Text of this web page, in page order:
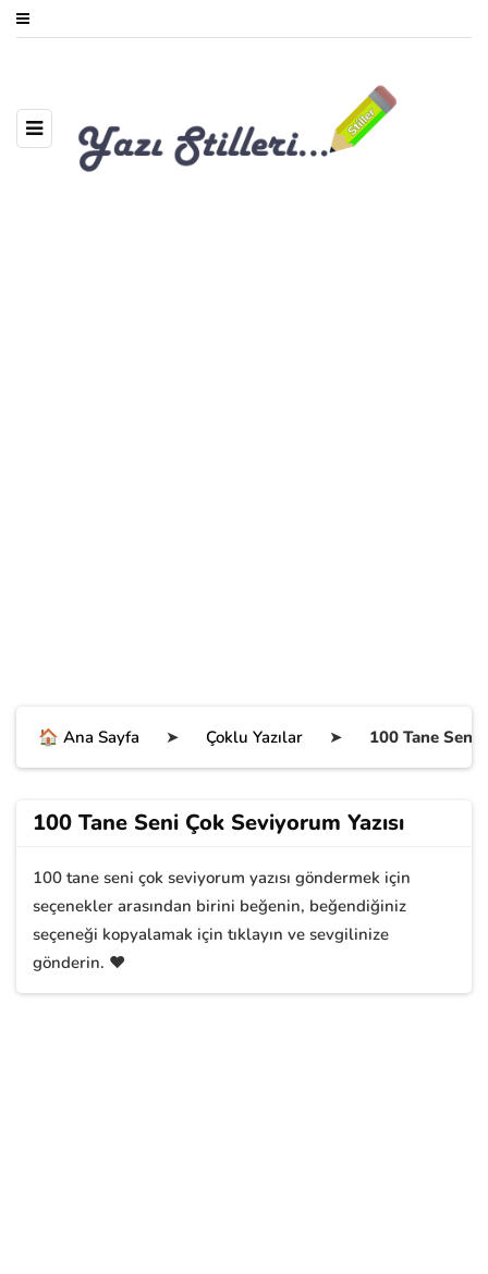
🏠 Ana Sayfa ➤ Çoklu Yazılar ➤ 100 Tane Seni
100 Tane Seni Çok Seviyorum Yazısı
100 tane seni çok seviyorum yazısı göndermek için
seçenekler arasından birini beğenin, beğendiğiniz
seçeneği kopyalamak için tıklayın ve sevgilinize
gönderin. ❤️